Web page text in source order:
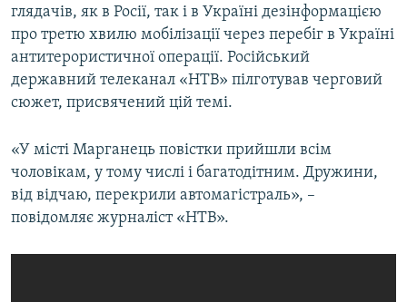
глядачів, як в Росії, так і в Україні дезінформацією
про третю хвилю мобілізації через перебіг в Україні
антитерористичної операції. Російський
державний телеканал «НТВ» пілготував черговий
сюжет, присвячений цій темі.
«У місті Марганець повістки прийшли всім
чоловікам, у тому числі і багатодітним. Дружини,
від відчаю, перекрили автомагістраль», –
повідомляє журналіст «НТВ».